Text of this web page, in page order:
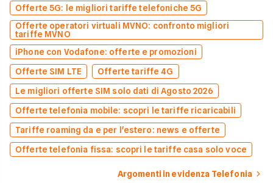
Offerte 5G: le migliori tariffe telefoniche 5G
Offerte operatori virtuali MVNO: confronto migliori
tariffe MVNO
iPhone con Vodafone: offerte e promozioni
Offerte SIM LTE
Offerte tariffe 4G
Le migliori offerte SIM solo dati di Agosto 2026
Offerte telefonia mobile: scopri le tariffe ricaricabili
Tariffe roaming da e per l'estero: news e offerte
Offerte telefonia fissa: scopri le tariffe casa solo voce
Argomenti in evidenza Telefonia